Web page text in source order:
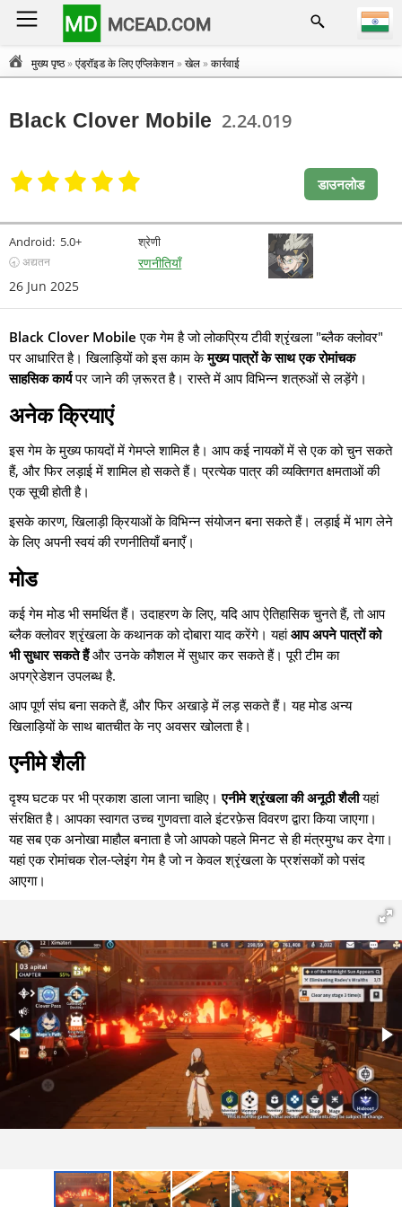
MD MCEAD.COM
मुख्य पृष्ठ»एंड्रॉइड के लिए एप्लिकेशन»खेल»कार्रवाई
Black Clover Mobile 2.24.019
डाउनलोड
Android: 5.0+
🕣 अद्यतन
26 Jun 2025
श्रेणी
रणनीतियाँ
Black Clover Mobile एक गेम है जो लोकप्रिय टीवी श्रृंखला "ब्लैक क्लोवर"
पर आधारित है। खिलाड़ियों को इस काम केमुख्य पात्रों के साथ एक रोमांचक
साहसिक कार्यपर जाने की ज़रूरत है। रास्ते में आप विभिन्न शत्रुओं से लड़ेंगे।
अनेक क्रियाएं
इस गेम के मुख्य फायदों में गेमप्ले शामिल है। आप कई नायकों में से एक को चुन सकते
हैं, और फिर लड़ाई में शामिल हो सकते हैं। प्रत्येक पात्र की व्यक्तिगत क्षमताओं की
एक सूची होती है।
इसके कारण, खिलाड़ी क्रियाओं के विभिन्न संयोजन बना सकते हैं। लड़ाई में भाग लेने
के लिए अपनी स्वयं की रणनीतियाँ बनाएँ।
मोड
कई गेम मोड भी समर्थित हैं। उदाहरण के लिए, यदि आप ऐतिहासिक चुनते हैं, तो आप
ब्लैक क्लोवर श्रृंखला के कथानक को दोबारा याद करेंगे। यहांआप अपने पात्रों को
भी सुधार सकते हैंऔर उनके कौशल में सुधार कर सकते हैं। पूरी टीम का
अपग्रेडेशन उपलब्ध है.
आप पूर्ण संघ बना सकते हैं, और फिर अखाड़े में लड़ सकते हैं। यह मोड अन्य
खिलाड़ियों के साथ बातचीत के नए अवसर खोलता है।
एनीमे शैली
दृश्य घटक पर भी प्रकाश डाला जाना चाहिए।एनीमे श्रृंखला की अनूठी शैलीयहां
संरक्षित है। आपका स्वागत उच्च गुणवत्ता वाले इंटरफ़ेस विवरण द्वारा किया जाएगा।
यह सब एक अनोखा माहौल बनाता है जो आपको पहले मिनट से ही मंत्रमुग्ध कर देगा।
यहां एक रोमांचक रोल-प्लेइंग गेम है जो न केवल श्रृंखला के प्रशंसकों को पसंद
आएगा।